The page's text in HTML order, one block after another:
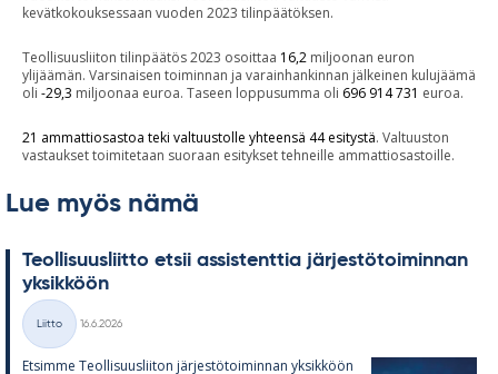
kevätkokouksessaan vuoden 2023 tilinpäätöksen.
Teollisuusliiton tilinpäätös 2023 osoittaa 16,2 miljoonan euron
ylijäämän. Varsinaisen toiminnan ja varainhankinnan jälkeinen kulujäämä
oli -29,3 miljoonaa euroa. Taseen loppusumma oli 696 914 731 euroa.
21 ammattiosastoa teki valtuustolle yhteensä 44 esitystä. Valtuuston
vastaukset toimitetaan suoraan esitykset tehneille ammattiosastoille.
Lue myös nämä
Teol­li­suus­liitto et­sii as­sis­tent­tia jär­jes­tö­toi­min­nan
yk­sik­köön
Kategoriat
Liitto
16.6.2026
Et­simme Teol­li­suus­lii­ton jär­jes­tö­toi­min­nan yk­sik­köön